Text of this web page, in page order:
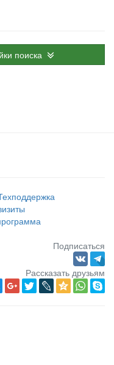
поиска
Подписаться
Рассказать друзьям